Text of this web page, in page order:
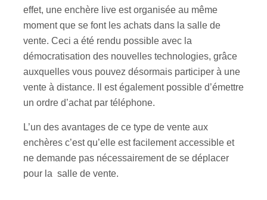
effet, une enchère live est organisée au même
moment que se font les achats dans la salle de
vente. Ceci a été rendu possible avec la
démocratisation des nouvelles technologies, grâce
auxquelles vous pouvez désormais participer à une
vente à distance. Il est également possible d’émettre
un ordre d’achat par téléphone.
L’un des avantages de ce type de vente aux
enchères c’est qu’elle est facilement accessible et
ne demande pas nécessairement de se déplacer
pour la salle de vente.